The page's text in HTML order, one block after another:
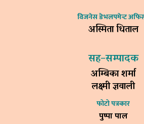
विजनेस डेभलपमेन्ट
अस्मिता धिताल
सह–सम्पादक
अम्बिका शर्मा
लक्ष्मी ज्ञवाली
फोटो पत्रकार
पुष्पा पाल